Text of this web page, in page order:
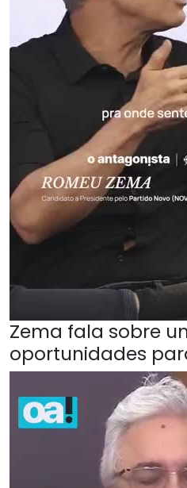
Zema fala sobre
oportunidades